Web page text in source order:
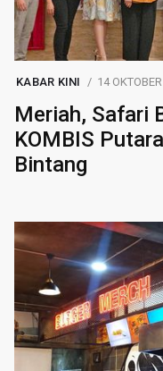
KABAR KINI 14
Meriah, Safari
KOMBIS
Bintang